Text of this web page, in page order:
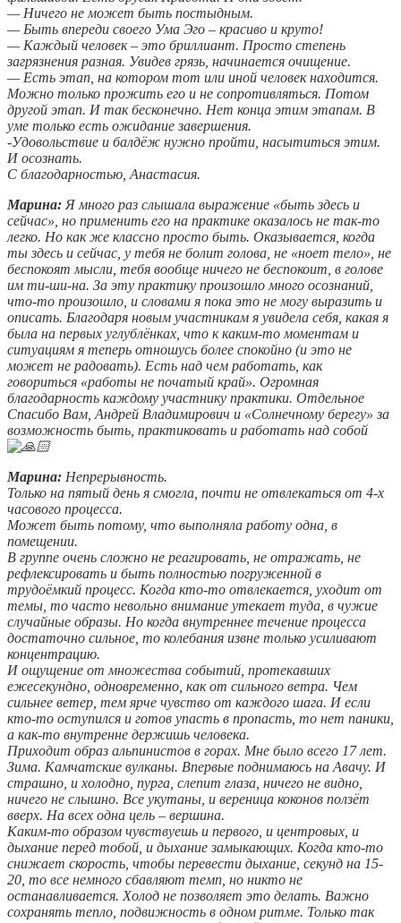
— Ничего не может быть постыдным.
— Быть впереди своего Ума Эго – красиво и круто!
— Каждый человек – это бриллиант. Просто степень
загрязнения разная. Увидев грязь, начинается очищение.
— Есть этап, на котором тот или иной человек находится.
Можно только прожить его и не сопротивляться. Потом
другой этап. И так бесконечно. Нет конца этим этапам. В
уме только есть ожидание завершения.
-Удовольствие и балдёж нужно пройти, насытиться этим.
И осознать.
С благодарностью, Анастасия.
Марина: Я много раз слышала выражение «быть здесь и
сейчас», но применить его на практике оказалось не так-то
легко. Но как же классно просто быть. Оказывается, когда
ты здесь и сейчас, у тебя не болит голова, не «ноет тело», не
беспокоят мысли, тебя вообще ничего не беспокоит, в голове
им ти-ши-на. За эту практику произошло много осознаний,
что-то произошло, и словами я пока это не могу выразить и
описать. Благодаря новым участникам я увидела себя, какая я
была на первых углублёнках, что к каким-то моментам и
ситуациям я теперь отношусь более спокойно (и это не
может не радовать). Есть над чем работать, как
говориться «работы не початый край». Огромная
благодарность каждому участнику практики. Отдельное
Спасибо Вам, Андрей Владимирович и «Солнечному берегу» за
возможность быть, практиковать и работать над собой
Марина: Непрерывность.
Только на пятый день я смогла, почти не отвлекаться от 4-х
часового процесса.
Может быть потому, что выполняла работу одна, в
помещении.
В группе очень сложно не реагировать, не отражать, не
рефлексировать и быть полностью погруженной в
трудоёмкий процесс. Когда кто-то отвлекается, уходит от
темы, то часто невольно внимание утекает туда, в чужие
случайные образы. Но когда внутреннее течение процесса
достаточно сильное, то колебания извне только усиливают
концентрацию.
И ощущение от множества событий, протекавших
ежесекундно, одновременно, как от сильного ветра. Чем
сильнее ветер, тем ярче чувство от каждого шага. И если
кто-то оступился и готов упасть в пропасть, то нет паники,
а как-то внутренне держишь человека.
Приходит образ альпинистов в горах. Мне было всего 17 лет.
Зима. Камчатские вулканы. Впервые поднимаюсь на Авачу. И
страшно, и холодно, пурга, слепит глаза, ничего не видно,
ничего не слышно. Все укутаны, и вереница коконов ползёт
вверх. На всех одна цель – вершина.
Каким-то образом чувствуешь и первого, и центровых, и
дыхание перед тобой, и дыхание замыкающих. Когда кто-то
снижает скорость, чтобы перевести дыхание, секунд на 15-
20, то все немного сбавляют темп, но никто не
останавливается. Холод не позволяет это делать. Важно
сохранять тепло, подвижность в одном ритме. Только так